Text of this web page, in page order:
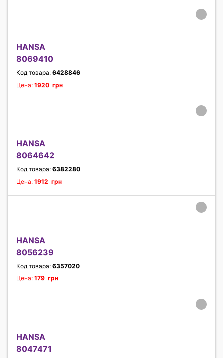
HANSA
8069410
Код товара: 6428846
Цена: 1920 грн
HANSA
8064642
Код товара: 6382280
Цена: 1912 грн
HANSA
8056239
Код товара: 6357020
Цена: 179 грн
HANSA
8047471